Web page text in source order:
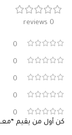
0 reviews
0
0
0
0
0
كن أول من يقيم